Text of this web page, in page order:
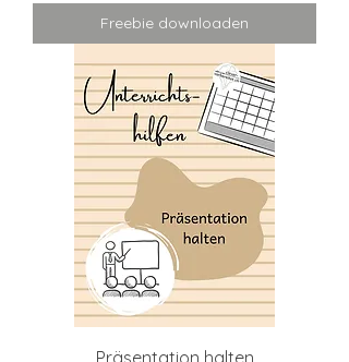
Freebie downloaden
Präsentation halten